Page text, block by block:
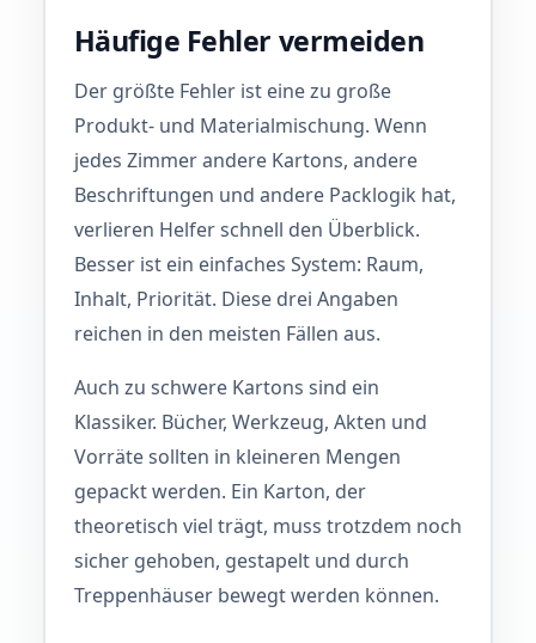
Häufige Fehler vermeiden
Der größte Fehler ist eine zu große
Produkt- und Materialmischung. Wenn
jedes Zimmer andere Kartons, andere
Beschriftungen und andere Packlogik hat,
verlieren Helfer schnell den Überblick.
Besser ist ein einfaches System: Raum,
Inhalt, Priorität. Diese drei Angaben
reichen in den meisten Fällen aus.
Auch zu schwere Kartons sind ein
Klassiker. Bücher, Werkzeug, Akten und
Vorräte sollten in kleineren Mengen
gepackt werden. Ein Karton, der
theoretisch viel trägt, muss trotzdem noch
sicher gehoben, gestapelt und durch
Treppenhäuser bewegt werden können.